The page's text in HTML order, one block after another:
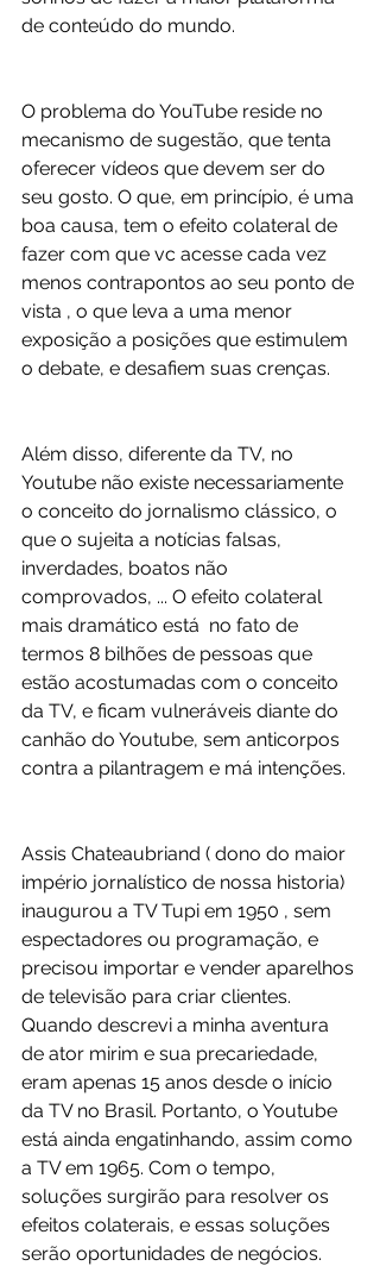
de conteúdo do mundo.
O problema do YouTube reside no
mecanismo de sugestão, que tenta
oferecer vídeos que devem ser do
seu gosto. O que, em princípio, é uma
boa causa, tem o efeito colateral de
fazer com que vc acesse cada vez
menos contrapontos ao seu ponto de
vista , o que leva a uma menor
exposição a posições que estimulem
o debate, e desafiem suas crenças.
Além disso, diferente da TV, no
Youtube não existe necessariamente
o conceito do jornalismo clássico, o
que o sujeita a notícias falsas,
inverdades, boatos não
comprovados, ... O efeito colateral
mais dramático está  no fato de
termos 8 bilhões de pessoas que
estão acostumadas com o conceito
da TV, e ficam vulneráveis diante do
canhão do Youtube, sem anticorpos
contra a pilantragem e má intenções.
Assis Chateaubriand ( dono do maior
império jornalístico de nossa historia)
inaugurou a TV Tupi em 1950 , sem
espectadores ou programação, e
precisou importar e vender aparelhos
de televisão para criar clientes.
Quando descrevi a minha aventura
de ator mirim e sua precariedade,
eram apenas 15 anos desde o início
da TV no Brasil. Portanto, o Youtube
está ainda engatinhando, assim como
a TV em 1965. Com o tempo,
soluções surgirão para resolver os
efeitos colaterais, e essas soluções
serão oportunidades de negócios.